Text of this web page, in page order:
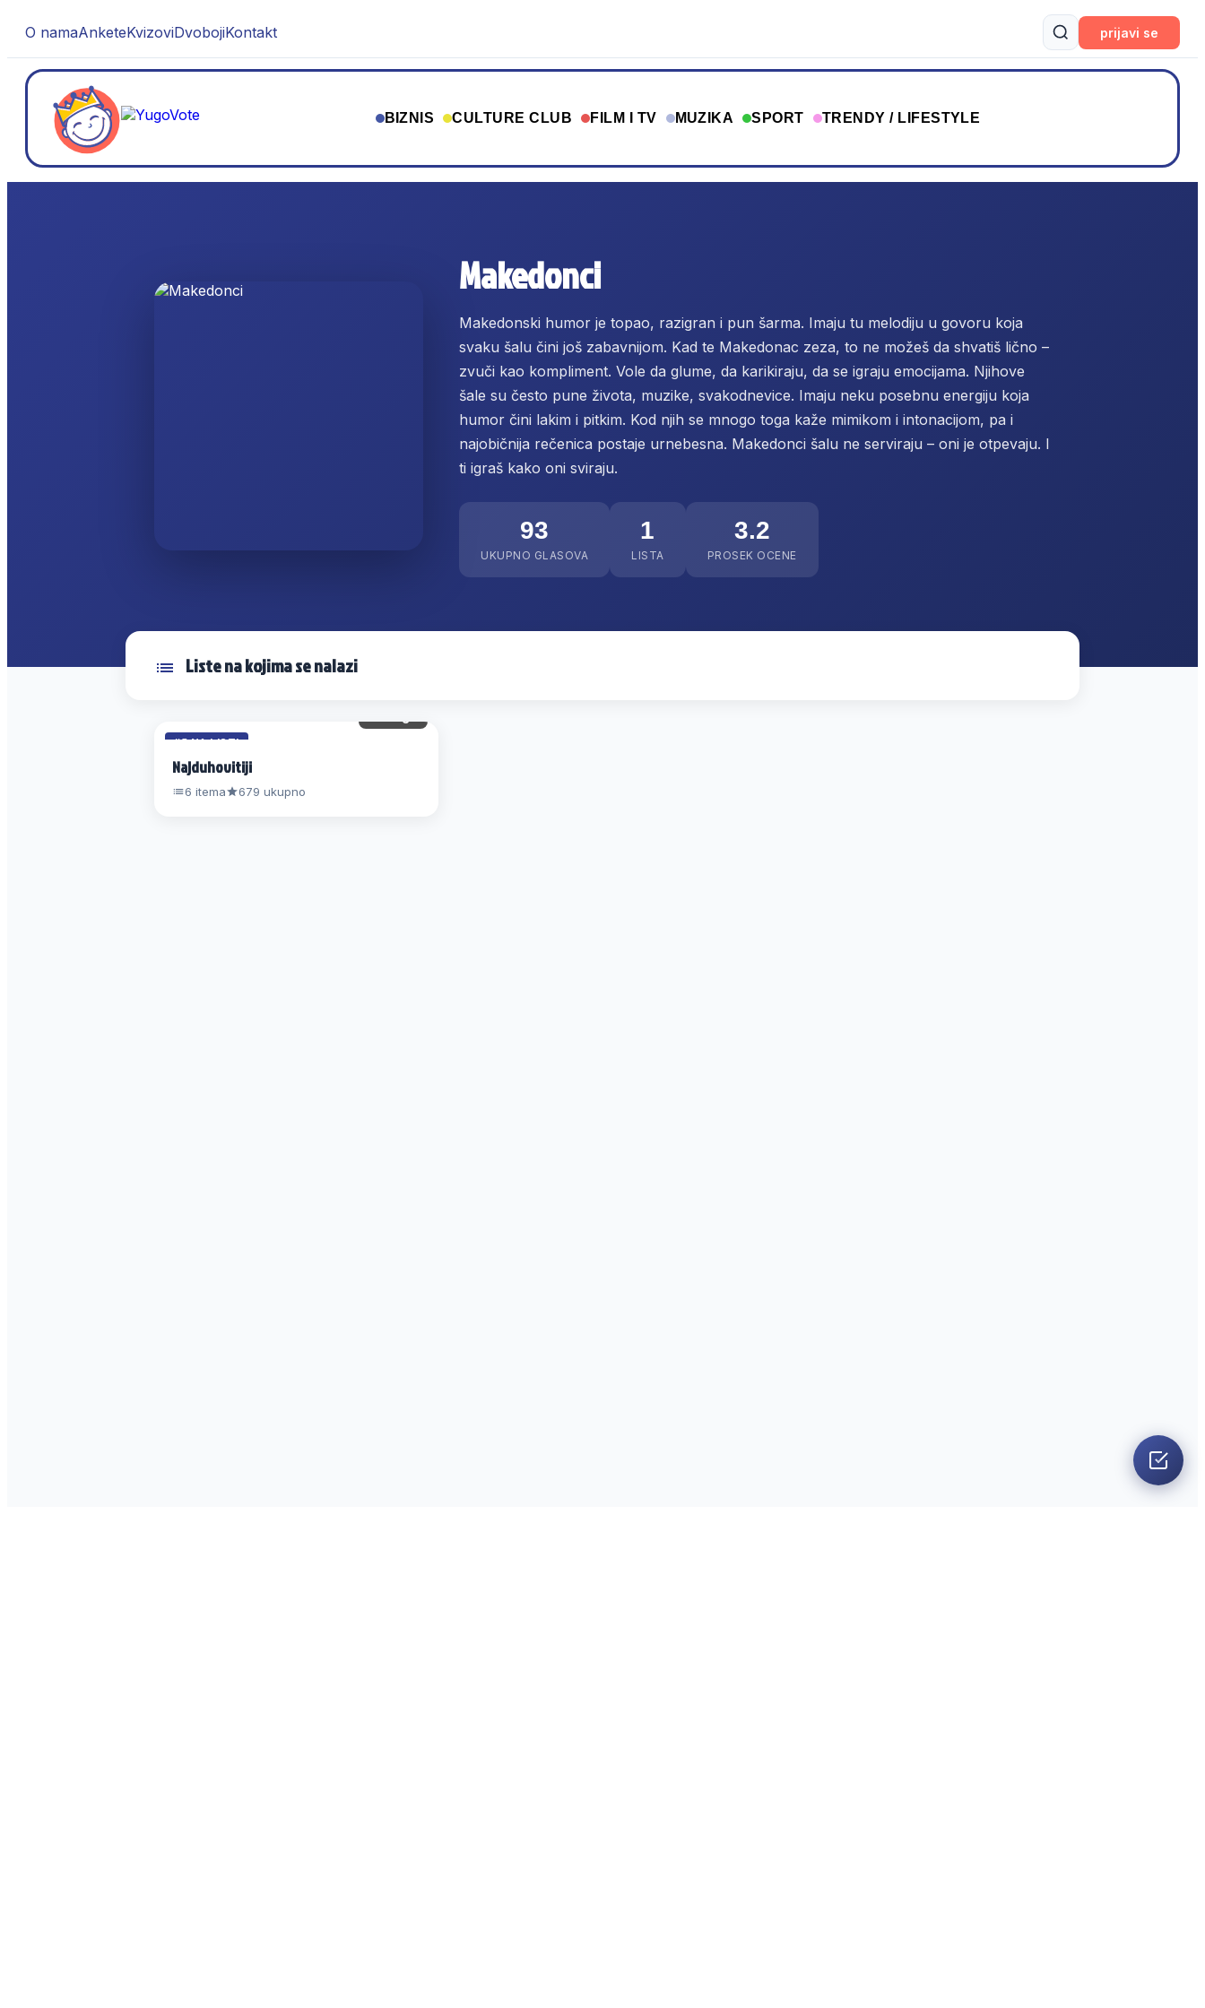
O namaAnketeKvizoviDvobojiKontakt prijavi se
BIZNIS CULTURE CLUB FILM I TV MUZIKA SPORT TRENDY / LIFESTYLE
Makedonci
Makedonski humor je topao, razigran i pun šarma. Imaju tu melodiju u govoru koja
svaku šalu čini još zabavnijom. Kad te Makedonac zeza, to ne možeš da shvatiš lično –
zvuči kao kompliment. Vole da glume, da karikiraju, da se igraju emocijama. Njihove
šale su često pune života, muzike, svakodnevice. Imaju neku posebnu energiju koja
humor čini lakim i pitkim. Kod njih se mnogo toga kaže mimikom i intonacijom, pa i
najobičnija rečenica postaje urnebesna. Makedonci šalu ne serviraju – oni je otpevaju. I
ti igraš kako oni sviraju.
93
UKUPNO GLASOVA
1
LISTA
3.2
PROSEK OCENE
Liste na kojima se nalazi
#5 NA LISTI
Najduhovitiji
6 itema 679 ukupno